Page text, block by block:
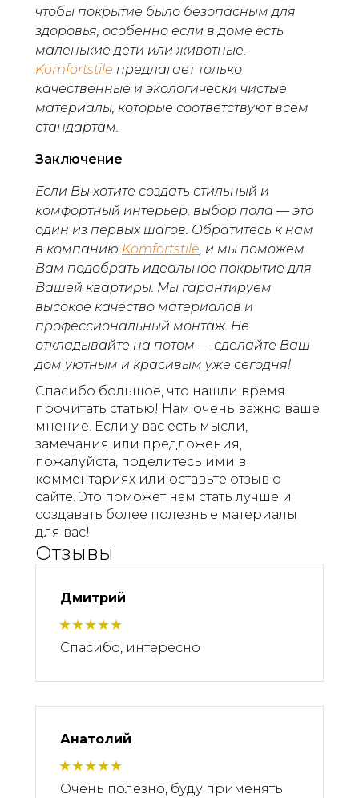
чтобы покрытие было безопасным для
здоровья, особенно если в доме есть
маленькие дети или животные.
Komfortstile предлагает только
качественные и экологически чистые
материалы, которые соответствуют всем
стандартам.
Заключение
Если Вы хотите создать стильный и
комфортный интерьер, выбор пола — это
один из первых шагов. Обратитесь к нам
в компанию Komfortstile, и мы поможем
Вам подобрать идеальное покрытие для
Вашей квартиры. Мы гарантируем
высокое качество материалов и
профессиональный монтаж. Не
откладывайте на потом — сделайте Ваш
дом уютным и красивым уже сегодня!
Спасибо большое, что нашли время
прочитать статью! Нам очень важно ваше
мнение. Если у вас есть мысли,
замечания или предложения,
пожалуйста, поделитесь ими в
комментариях или оставьте отзыв о
сайте. Это поможет нам стать лучше и
создавать более полезные материалы
для вас!
Отзывы
Дмитрий
Спасибо, интересно
Анатолий
Очень полезно, буду применять